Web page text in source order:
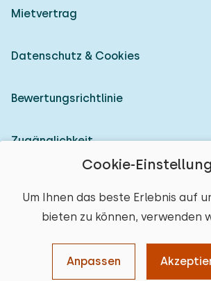
Cookie-
Um Ihnen das beste Erlebnis auf
bieten zu können, verwenden
Anpassen
Löschen Weiter
Karte Sortieren
Mietvertrag
Datenschutz & Cookies
Bewertungsrichtlinie
Zugänglichkeit
© 2026 Heerlijke Huisjes